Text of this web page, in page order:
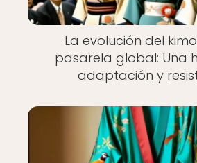
La evolución del
pasarela global: Una
adaptación y